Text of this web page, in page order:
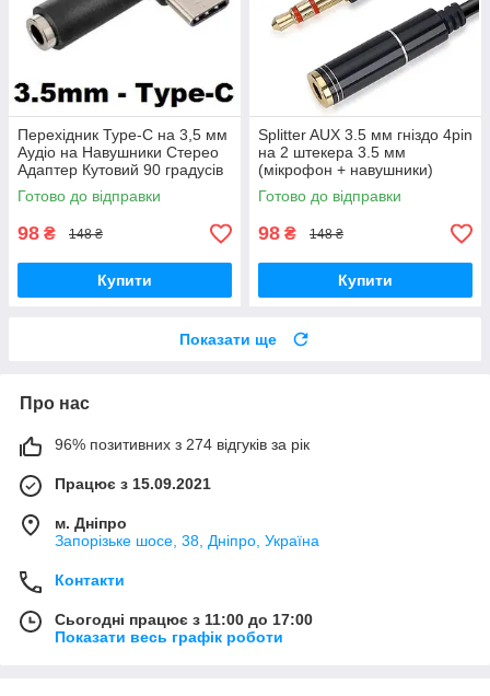
Перехідник Type-C на 3,5 мм
Аудіо на Навушники Стерео
Адаптер Кутовий 90 градусів
Готово до відправки
98 ₴ 148 ₴
Купити
Splitter AUX 3.5 мм гніздо 4pin
на 2 штекера 3.5 мм
(мікрофон + навушники)
Перехідник Аудіо Адаптер
Розгалужувач
Готово до відправки
98 ₴ 148 ₴
Купити
Показати ще
Про нас
96% позитивних з 274 відгуків за рік
Працює з 15.09.2021
м. Дніпро
Запорізьке шосе, 38, Дніпро, Україна
Контакти
Сьогодні працює з 11:00 до 17:00
Показати весь графік роботи